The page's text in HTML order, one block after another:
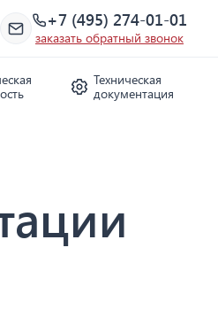
+7 (495) 274-01-01
заказать обратный звонок
Техническая
документация